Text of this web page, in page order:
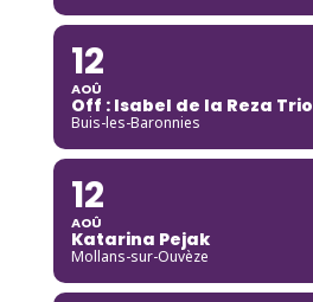
12
AOÛ
Off : Isabel de la Reza Trio
Buis-les-Baronnies
12
AOÛ
Katarina Pejak
Mollans-sur-Ouvèze